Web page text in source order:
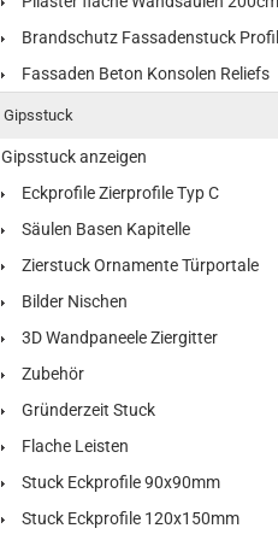
Brandschutz Fassadenstuck
Fassaden Beton Konsolen Reliefs
Gipsstuck
Gipsstuck anzeigen
Eckprofile Zierprofile Typ C
Säulen Basen Kapitelle
Zierstuck Ornamente Türportale
Bilder Nischen
3D Wandpaneele Ziergitter
Zubehör
Gründerzeit Stuck
Flache Leisten
Stuck Eckprofile 90x90mm
Stuck Eckprofile 120x150mm